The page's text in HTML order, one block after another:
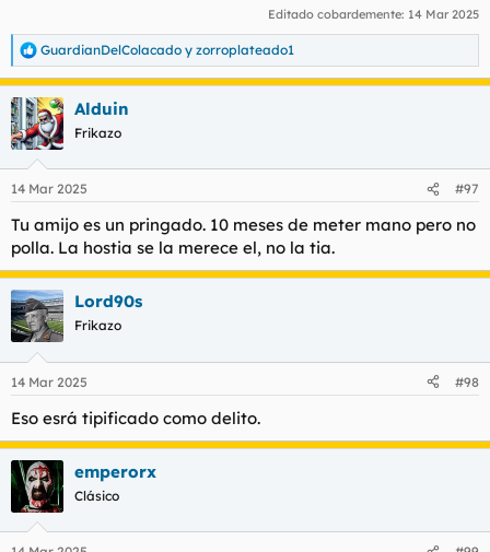
Editado cobardemente: 14 Mar 2025
R
e
a
c
c
i
e
:
GuardianDelColacado y zorroplateado1
Alduin
Frikazo
14 Mar 2025 #97
Tu amijo es un pringado. 10 meses de meter mano pero no
polla. La hostia se la merece el, no la tia.
Lord90s
Frikazo
14 Mar 2025 #98
Eso esrá tipificado como delito.
emperorx
Clásico